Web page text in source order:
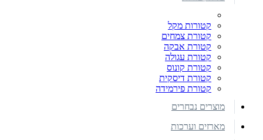
קטורות מקל
קטורת צמחים
קטורת אבקה
קטורת עגולה
קטורת קונוס
קטורת דיסקית
קטורת פירמידה
מוצרים נבחרים
מארזים וערכות